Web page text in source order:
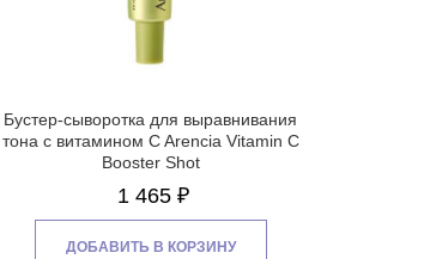
Бустер-сыворотка для выравнивания
тона с витамином C Arencia Vitamin C
Booster Shot
1 465 ₽
ДОБАВИТЬ В КОРЗИНУ